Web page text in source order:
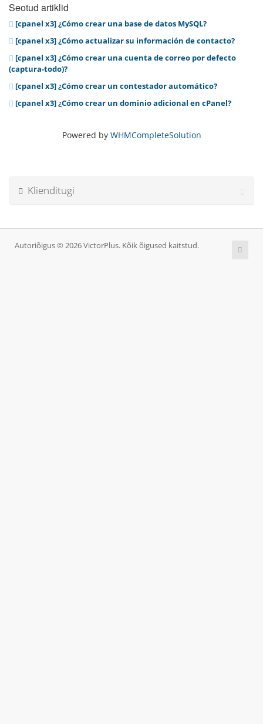
Seotud artiklid
[cpanel x3] ¿Cómo crear una base de datos MySQL?
[cpanel x3] ¿Cómo actualizar su información de contacto?
[cpanel x3] ¿Cómo crear una cuenta de correo por defecto
(captura-todo)?
[cpanel x3] ¿Cómo crear un contestador automático?
[cpanel x3] ¿Cómo crear un dominio adicional en cPanel?
Powered by WHMCompleteSolution
Klienditugi
Autoriõigus © 2026 VictorPlus. Kõik õigused kaitstud.